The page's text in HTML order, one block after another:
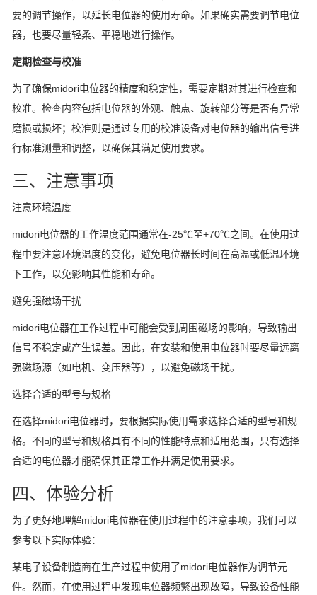
要的调节操作，以延长电位器的使用寿命。如果确实需要调节电位
器，也要尽量轻柔、平稳地进行操作。
定期检查与校准
为了确保midori电位器的精度和稳定性，需要定期对其进行检查和
校准。检查内容包括电位器的外观、触点、旋转部分等是否有异常
磨损或损坏；校准则是通过专用的校准设备对电位器的输出信号进
行标准测量和调整，以确保其满足使用要求。
三、注意事项
注意环境温度
midori电位器的工作温度范围通常在-25℃至+70℃之间。在使用过
程中要注意环境温度的变化，避免电位器长时间在高温或低温环境
下工作，以免影响其性能和寿命。
避免强磁场干扰
midori电位器在工作过程中可能会受到周围磁场的影响，导致输出
信号不稳定或产生误差。因此，在安装和使用电位器时要尽量远离
强磁场源（如电机、变压器等），以避免磁场干扰。
选择合适的型号与规格
在选择midori电位器时，要根据实际使用需求选择合适的型号和规
格。不同的型号和规格具有不同的性能特点和适用范围，只有选择
合适的电位器才能确保其正常工作并满足使用要求。
四、体验分析
为了更好地理解midori电位器在使用过程中的注意事项，我们可以
参考以下实际体验：
某电子设备制造商在生产过程中使用了midori电位器作为调节元
件。然而，在使用过程中发现电位器频繁出现故障，导致设备性能